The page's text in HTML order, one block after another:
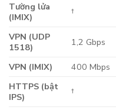
Tường lửa
(IMIX)
†
VPN (UDP
1518)
1,2 Gbps
VPN (IMIX) 400 Mbps
HTTPS (bật
IPS)
†